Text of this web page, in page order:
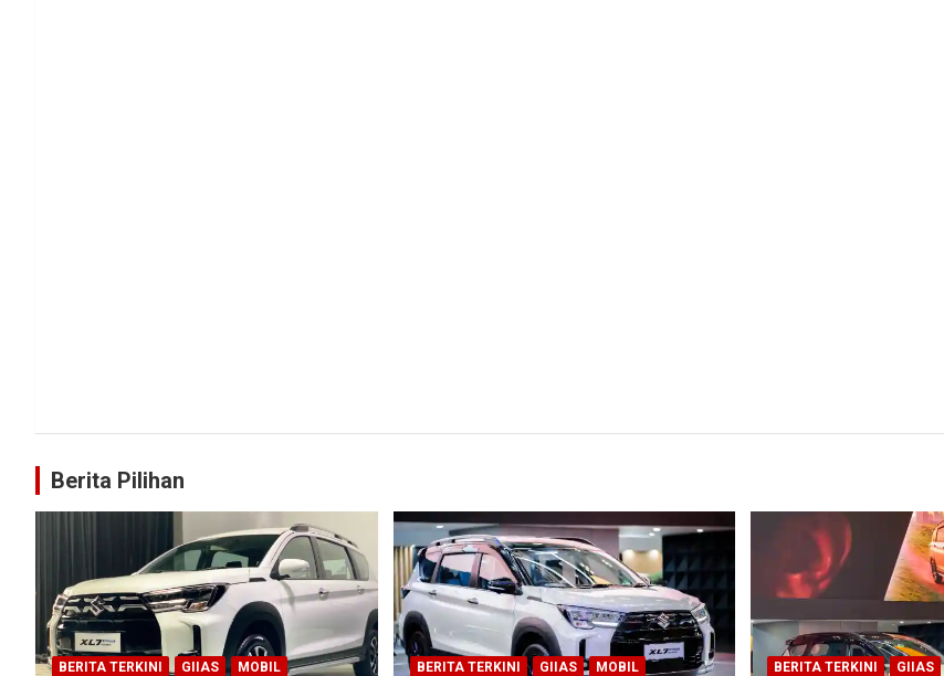
Berita Pilihan
BERITA TERKINI GIIAS MOBIL BERITA TERKINI GIIAS MOBIL BERITA TERKINI GIIAS